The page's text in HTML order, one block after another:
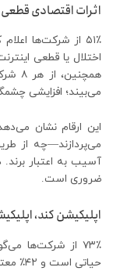
اثرات اقتصادی قطعی
می‌بیند؛ افزایشی
این ارقام نشان
می‌پردازند—چه از
آسیب به اعتبار
ضروری است.
اپلیکیشن کند،
۷۳٪ از شرکت‌ها
حیاتی است و ۴۲٪ معتقدند که خدمات کند تفاوتی با قطع بودن ندارند.